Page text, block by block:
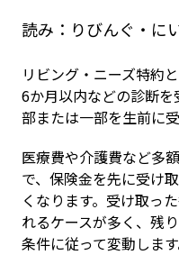
読み： りびんぐ・に
リビング・ニーズ特約
6か月以内などの診断
部または一部を生前に
医療費や介護費など多
で、保険金を先に受け
くなります。受け取っ
れるケースが多く、残
条件に従って変動します